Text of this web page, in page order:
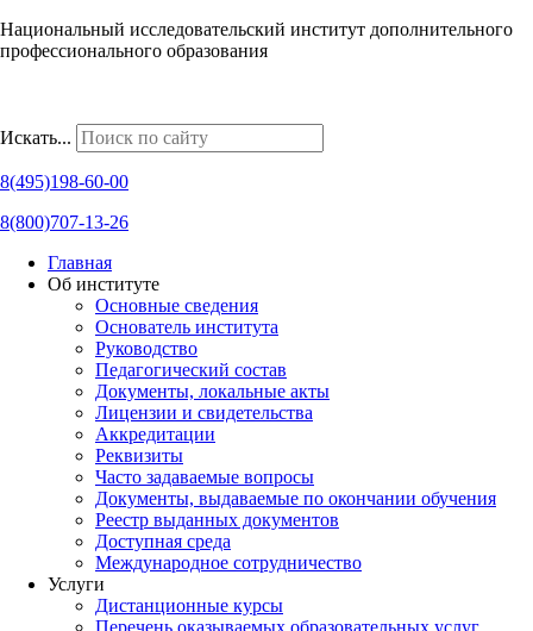
Национальный исследовательский институт дополнительного
профессионального образования
Искать...
8(495)198-60-00
8(800)707-13-26
Главная
Об институте
Основные сведения
Основатель института
Руководство
Педагогический состав
Документы, локальные акты
Лицензии и свидетельства
Аккредитации
Реквизиты
Часто задаваемые вопросы
Документы, выдаваемые по окончании обучения
Реестр выданных документов
Доступная среда
Международное сотрудничество
Услуги
Дистанционные курсы
Перечень оказываемых образовательных услуг